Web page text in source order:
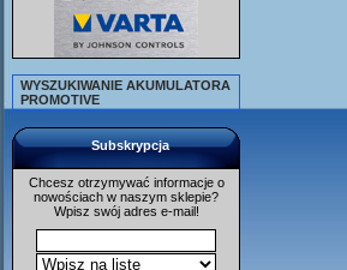
WYSZUKIWANIE AKUMULATORA
PROMOTIVE
Subskrypcja
Chcesz otrzymywać informacje o
nowościach w naszym sklepie?
Wpisz swój adres e-mail!